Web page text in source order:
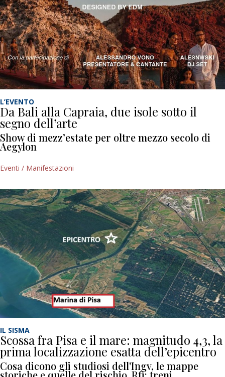
L’EVENTO
Da Bali alla Capraia, due isole sotto il
segno dell’arte
Show di mezz’estate per oltre mezzo secolo di
Aegylon
Eventi / Manifestazioni
IL SISMA
Scossa fra Pisa e il mare: magnitudo 4,3, la
prima localizzazione esatta dell’epicentro
Cosa dicono gli studiosi dell'Ingv, le mappe